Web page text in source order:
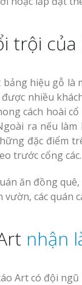
trội
hiệu gỗ là
nhiều
cách hoài
ra nếu
đặc điểm
trước cổng các.
ăn đồng
vườn, các quán
nhận
Art có đội
tại Vinh
cà phê
gỗ vintage
Làm
Nam Đàn Uy
Mỹ Phẩm Vinh
Hàng
Top
Hiệu
Nghệ
Thuốc Nghệ An